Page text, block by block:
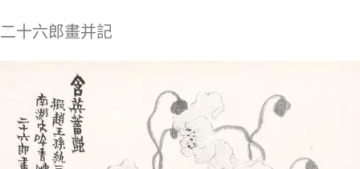
二十六郎畫并記